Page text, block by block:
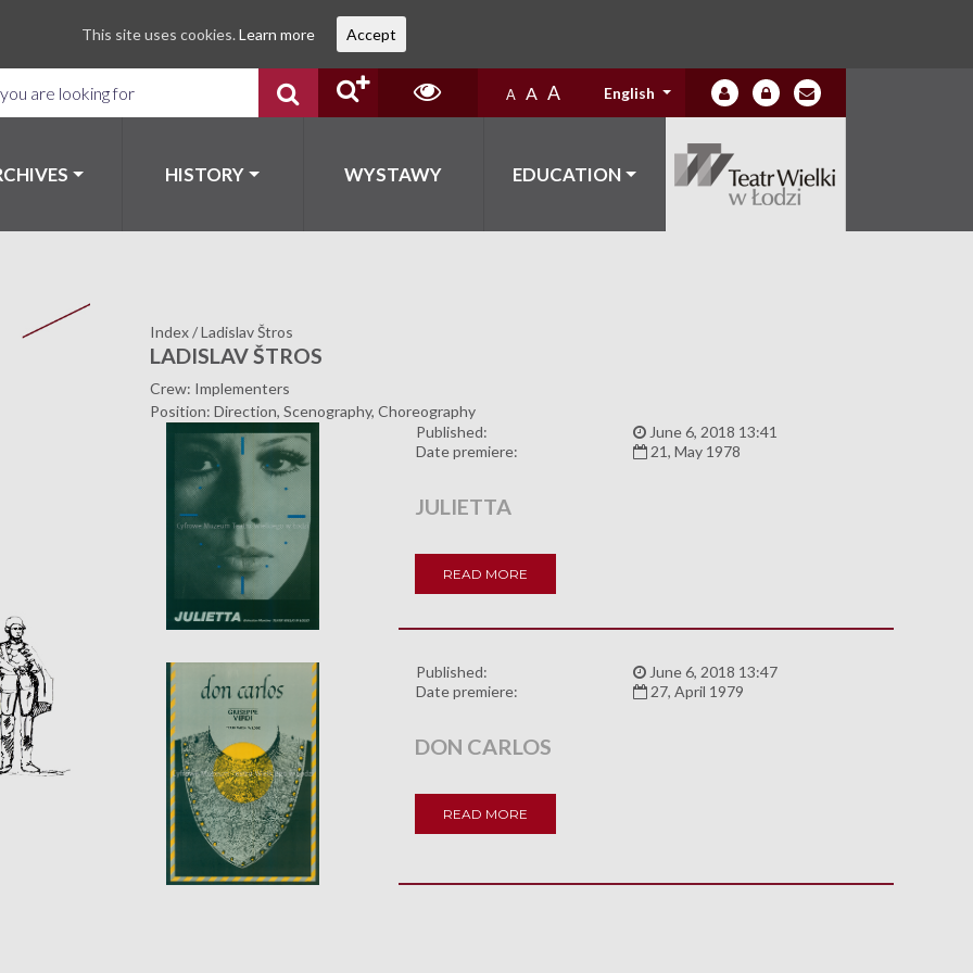
A A A English
HISTORY WYSTAWY EDUCATION
Index/Ladislav Štros
LADISLAV ŠTROS
Crew: Implementers
Position: Direction, Scenography, Choreography
Published:
June 6, 2018 13:41
Date premiere:
21, May 1978
JULIETTA
READ MORE
Published:
June 6, 2018 13:47
Date premiere:
27, April 1979
DON CARLOS
READ MORE
This site uses cookies. Learn more Accept